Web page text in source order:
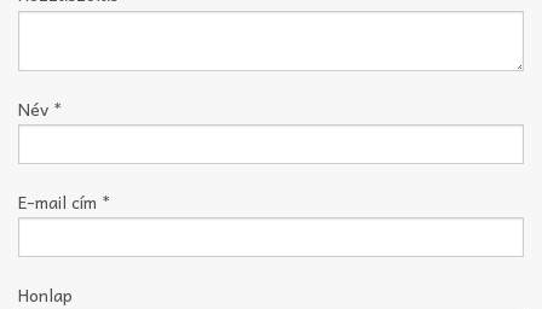
Név *
E-mail cím *
Honlap